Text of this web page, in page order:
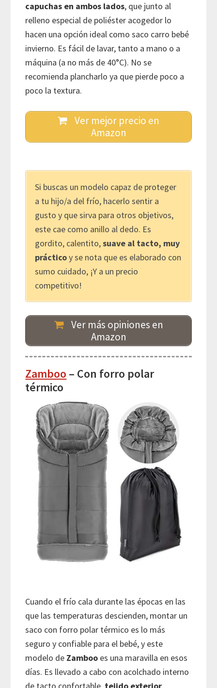
capuchas en ambos lados, que junto al
relleno especial de poliéster acogedor lo
hacen una opción ideal como saco carro bebé
invierno. Es fácil de lavar, tanto a mano o a
máquina (a no más de 40°C). No se
recomienda plancharlo ya que pierde poco a
poco la textura.
Ver mejor precio en
Amazon
Si buscas un modelo capaz de proteger
a tu hijo/a del frío, hacerlo sentir a
gusto y que sirva para otros objetivos,
este cae como anillo al dedo. Es
gordito, calentito,suave al tacto, muy
prácticoy se nota que es elaborado con
sumo cuidado, ¡Y a un precio
competitivo!
Ver más opiniones en
Amazon
Zamboo – Con forro polar
térmico
Cuando el frío cala durante las épocas en las
que las temperaturas descienden, montar un
saco con forro polar térmico es lo más
seguro y confiable para el bebé, y este
modelo de Zamboo es una maravilla en esos
días. Es llevado a cabo con acolchado interno